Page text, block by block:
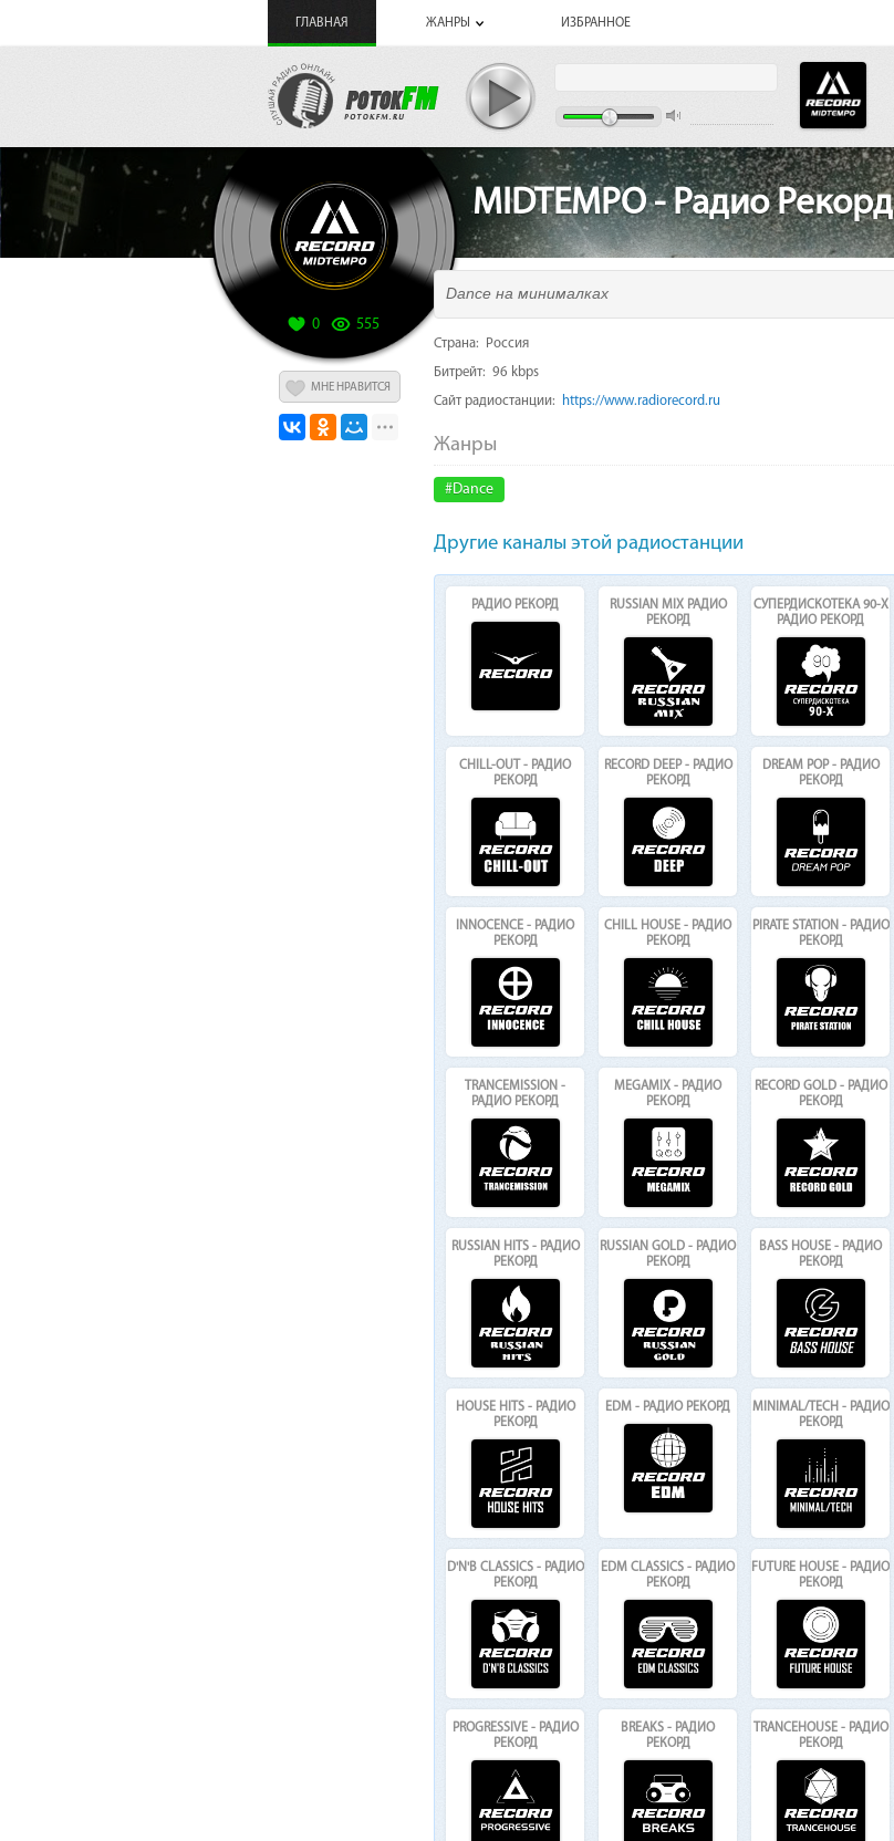
ГЛАВНАЯ ЖАНРЫ ИЗБРАННОЕ
MIDTEMPO - Радио Рекорд
0 555
МНЕ НРАВИТСЯ
Dance на минималках
Страна: Россия
Битрейт: 96 kbps
Cайт радиостанции:
https://www.radiorecord.ru
#Dance
Другие каналы этой радиостанции
РАДИО РЕКОРД
RUSSIAN MIX РАДИО
РЕКОРД
СУПЕРДИСКОТЕКА 90-Х
РАДИО РЕКОРД
CHILL-OUT - РАДИО
РЕКОРД
RECORD DEEP - РАДИО
РЕКОРД
DREAM POP - РАДИО
РЕКОРД
INNOCENCE - РАДИО
РЕКОРД
CHILL HOUSE - РАДИО
РЕКОРД
PIRATE STATION - РАДИО
РЕКОРД
TRANCEMISSION -
РАДИО РЕКОРД
MEGAMIX - РАДИО
РЕКОРД
RECORD GOLD - РАДИО
РЕКОРД
RUSSIAN HITS - РАДИО
РЕКОРД
RUSSIAN GOLD - РАДИО
РЕКОРД
BASS HOUSE - РАДИО
РЕКОРД
HOUSE HITS - РАДИО
РЕКОРД
EDM - РАДИО РЕКОРД
MINIMAL/TECH - РАДИО
РЕКОРД
D'N'B CLASSICS - РАДИО
РЕКОРД
EDM CLASSICS - РАДИО
РЕКОРД
FUTURE HOUSE - РАДИО
РЕКОРД
PROGRESSIVE - РАДИО
РЕКОРД
BREAKS - РАДИО
РЕКОРД
TRANCEHOUSE - РАДИО
РЕКОРД